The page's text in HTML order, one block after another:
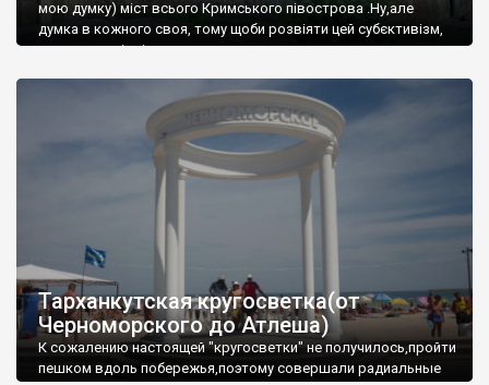
мою думку) міст всього Кримського півострова .Ну,але
думка в кожного своя, тому щоби розвіяти цей субєктивізм,
запрошую відвідати це
Тарханкутская кругосветка(от
Черноморского до Атлеша)
К сожалению настоящей "кругосветки" не получилось,пройти
пешком вдоль побережья,поэтому совершали радиальные